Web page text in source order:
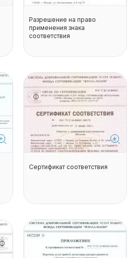
Разрешение на право
применения знака
соответствия
Сертификат соответствия